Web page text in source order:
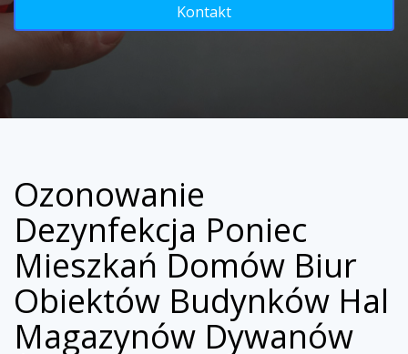
Kontakt
Ozonowanie
Dezynfekcja Poniec
Mieszkań Domów Biur
Obiektów Budynków Hal
Magazynów Dywanów